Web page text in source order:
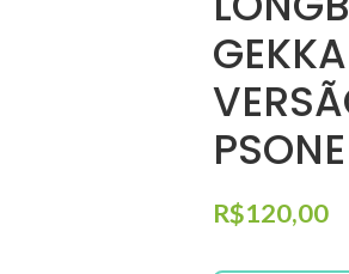
PSONE
R$120,00